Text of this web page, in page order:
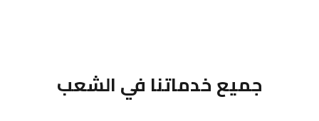
جميع خدماتنا في الشعب